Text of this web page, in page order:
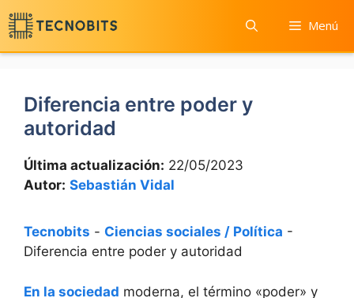
Saltar
al
contenido
Menú
Diferencia entre poder y
autoridad
Última actualización: 22/05/2023
Autor: Sebastián Vidal
Tecnobits - Ciencias sociales / Política -
Diferencia entre poder y autoridad
En la sociedad moderna, el término «poder» y